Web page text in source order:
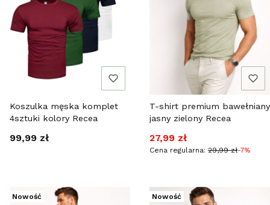
Koszulka męska komplet
4sztuki kolory Recea
Cena
99,99 zł
T-shirt premium bawełniany
jasny zielony Recea
Cena promocyjna
27,99 zł
Cena regularna: 29,99 zł-7%
Nowość Nowość